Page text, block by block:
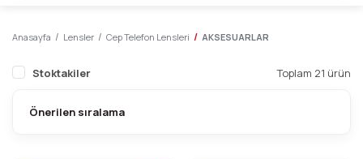
Anasayfa Lensler Cep Telefon Lensleri AKSESUARLAR
Stoktakiler Toplam 21 ürün